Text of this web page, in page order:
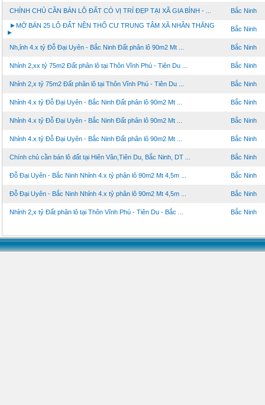
CHÍNH CHỦ CẦN BÁN LÔ ĐẤT CÓ VỊ TRÍ ĐẸP TẠI XÃ GIA BÌNH - ... Bắc Ninh
►MỞ BÁN 25 LÔ ĐẤT NỀN THỔ CƯ TRUNG TÂM XÃ NHÂN THẮNG
►
Bắc Ninh
Nh,ỉnh 4.x tỷ Đỗ Đại Uyên - Bắc Ninh Đất phân lô 90m2 Mt ... Bắc Ninh
Nhỉnh 2,xx tỷ 75m2 Đất phân lô tại Thôn Vĩnh Phú - Tiên Du ... Bắc Ninh
Nhỉnh 2,x tỷ 75m2 Đất phân lô tại Thôn Vĩnh Phú - Tiên Du ... Bắc Ninh
Nhỉnh 4.x tỷ Đỗ Đại Uyên - Bắc Ninh Đất phân lô 90m2 Mt ... Bắc Ninh
Nhỉnh 4.x tỷ Đỗ Đại Uyên - Bắc Ninh Đất phân lô 90m2 Mt ... Bắc Ninh
Nhỉnh 4.x tỷ Đỗ Đại Uyên - Bắc Ninh Đất phân lô 90m2 Mt ... Bắc Ninh
Chính chủ cần bán lô đất tại Hiên Vân,Tiên Du, Bắc Ninh, DT ... Bắc Ninh
Đỗ Đại Uyên - Bắc Ninh Nhỉnh 4.x tỷ phân lô 90m2 Mt 4,5m ... Bắc Ninh
Đỗ Đại Uyên - Bắc Ninh Nhỉnh 4.x tỷ phân lô 90m2 Mt 4,5m ... Bắc Ninh
Nhỉnh 2,x tỷ Đất phân lô tại Thôn Vĩnh Phú - Tiên Du - Bắc ... Bắc Ninh